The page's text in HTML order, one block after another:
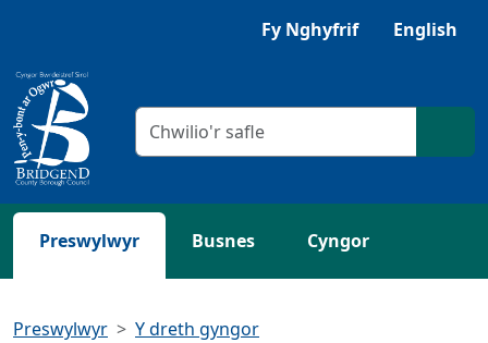
Fy Nghyfrif English
Meini prawf chwilio
Preswylwyr Busnes Cyngor
Preswylwyr Y dreth gyngor